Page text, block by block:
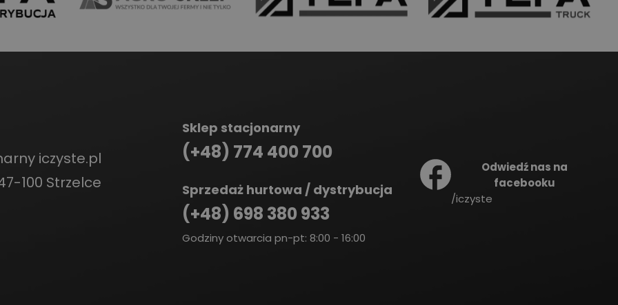
iczyste.pl
100 Strzelce
Sklep stacjonarny
(+48) 774 400 700
Sprzedaż hurtowa / dystrybucja
(+48) 698 380 933
Godziny otwarcia pn-pt: 8:00 - 16:00
Odwiedź nas na
facebooku
/iczyste